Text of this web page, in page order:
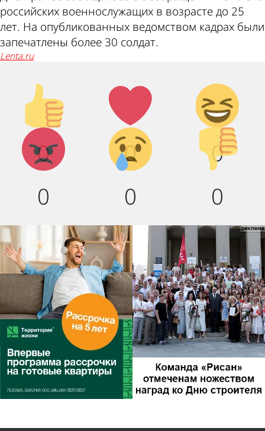
российских военнослужащих в возрасте до 25
лет. На опубликованных ведомством кадрах были
запечатлены более 30 солдат.
lenta.ru
Палец
вверх!
0
Лайк!
0
Дикий
смех!
0
Агрессия!
0
Грусть :(
0
Палец
вниз!
0